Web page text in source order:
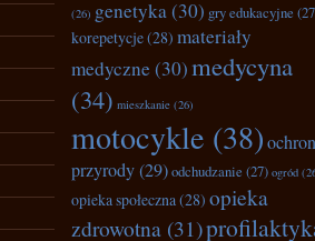
(26) genetyka(30) gry edukacyjne
korepetycje(28) materiały
medyczne (30)medycyna
(34) mieszkanie (26)
motocykle (38)
przyrody(29)odchudzanie (27) ogród
opieka społeczna(28) opieka
zdrowotna (31)